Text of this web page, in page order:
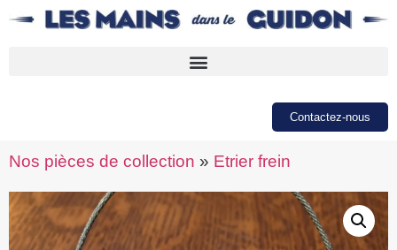
Contactez-nous
Nos pièces de collection » Etrier frein